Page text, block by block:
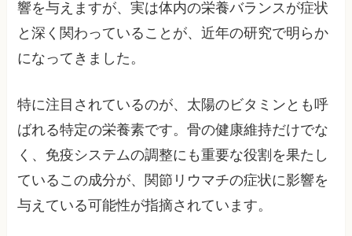
響を与えますが、実は体内の栄養バランスが症状
と深く関わっていることが、近年の研究で明らか
になってきました。
特に注目されているのが、太陽のビタミンとも呼
ばれる特定の栄養素です。骨の健康維持だけでな
く、免疫システムの調整にも重要な役割を果たし
ているこの成分が、関節リウマチの症状に影響を
与えている可能性が指摘されています。